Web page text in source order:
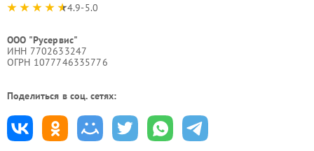
4.9-5.0
ООО "Русервис"
ИНН 7702633247
ОГРН 1077746335776
Поделиться в соц. сетях: